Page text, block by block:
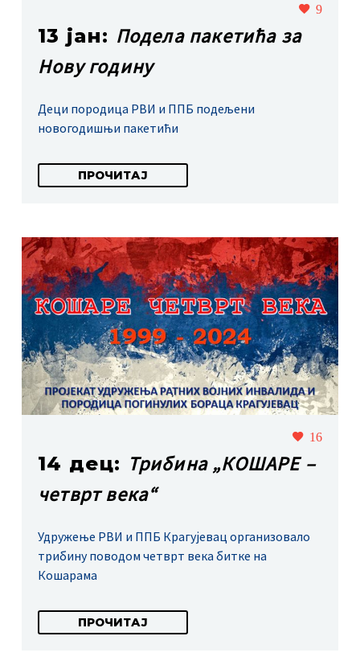
9
13 јан: Подела пакетића за
Нову годину
Деци породица РВИ и ППБ подељени
новогодишњи пакетићи
ПРОЧИТАЈ
16
14 дец: Трибина „КОШАРЕ –
четврт века“
Удружење РВИ и ППБ Крагујевац организовало
трибину поводом четврт века битке на
Кошарама
ПРОЧИТАЈ